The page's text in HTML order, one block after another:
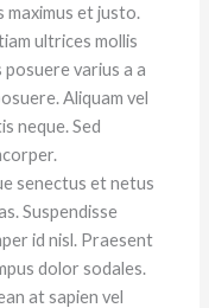
maximus et justo.
ultrices mollis
posuere varius a a
Aliquam vel
neque. Sed
senectus et netus
Suspendisse
id nisl. Praesent
dolor sodales.
at sapien vel